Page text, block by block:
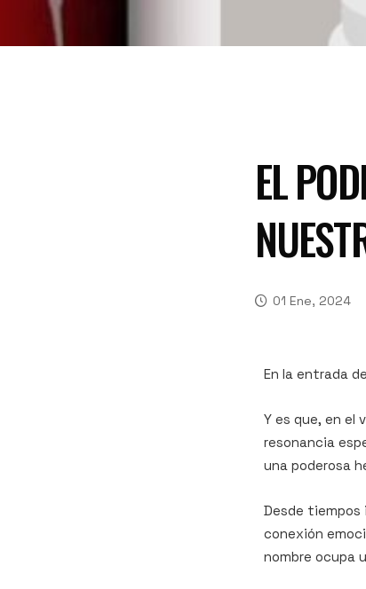
EL
01 Ene, 2024
En la entrada
Y es que, en el
resonancia
una poderosa
Desde tiempos
conexión
nombre ocupa